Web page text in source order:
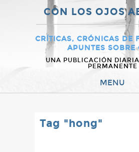
CON LOS OJOS
CRÍTICAS, CRÓNICAS DE
APUNTES SOBRE
UNA PUBLICACIÓN
PERMANENTE
MENU
Tag "hong"